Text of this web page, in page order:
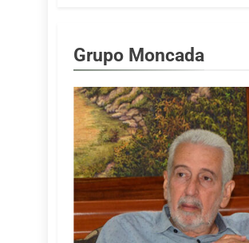
Grupo Moncada